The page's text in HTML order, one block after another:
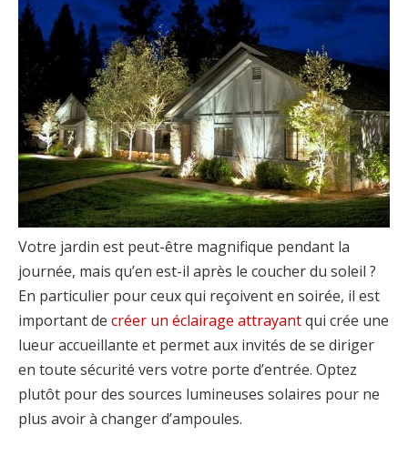
Votre jardin est peut-être magnifique pendant la
journée, mais qu’en est-il après le coucher du soleil ?
En particulier pour ceux qui reçoivent en soirée, il est
important de créer un éclairage attrayantqui crée une
lueur accueillante et permet aux invités de se diriger
en toute sécurité vers votre porte d’entrée. Optez
plutôt pour des sources lumineuses solaires pour ne
plus avoir à changer d’ampoules.